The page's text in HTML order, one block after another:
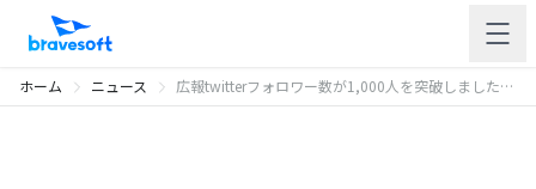
ホーム ニュース 広報twitterフォロワー数が1,000人を突破しました！引き続きご支援お願いします！